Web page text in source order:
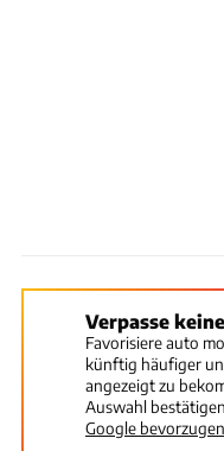
Verpasse
Favorisiere auto
künftig häufiger
angezeigt zu
Auswahl
Google